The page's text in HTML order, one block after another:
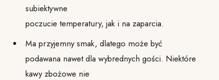
subiektywne
poczucie temperatury, jak i na zaparcia.
Ma przyjemny smak, dlatego może być
podawana nawet dla wybrednych gości. Niektóre
kawy zbożowe nie